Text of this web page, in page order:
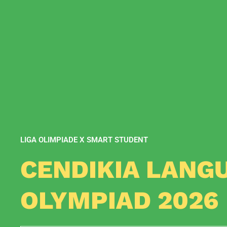
LIGA OLIMPIADE X SMART STUDENT
CENDIKIA
OLYMPIAD 2026